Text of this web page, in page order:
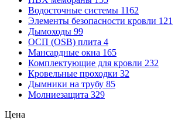
Водосточные системы 1162
Элементы безопасности кровли 121
Дымоходы 99
ОСП (OSB) плита 4
Мансардные окна 165
Комплектующие для кровли 232
Кровельные проходки 32
Дымники на трубу 85
Молниезащита 329
Цена